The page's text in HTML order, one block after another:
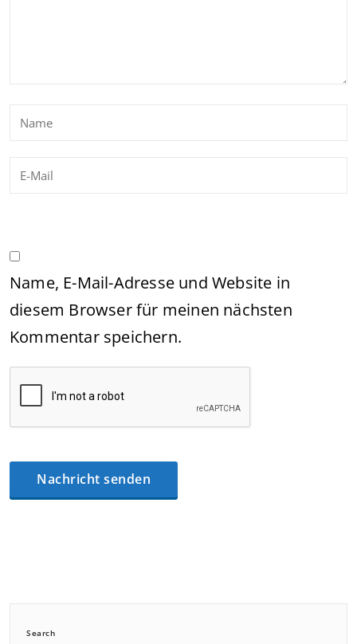
Name, E-Mail-Adresse und Website in
diesem Browser für meinen nächsten
Kommentar speichern.
Search